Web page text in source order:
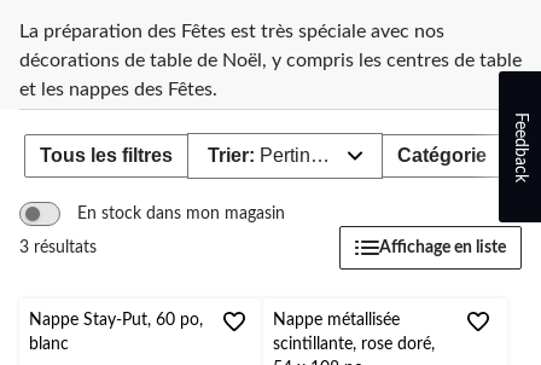
La préparation des Fêtes est très spéciale avec nos
décorations de table de Noël, y compris les centres de table
et les nappes des Fêtes.
Tous les filtres Trier: Pertinence Catégorie
En stock dans mon magasin
3 résultats
Affichage en liste
Nappe Stay-Put, 60 po,
blanc
Nappe métallisée
scintillante, rose doré,
Feedback